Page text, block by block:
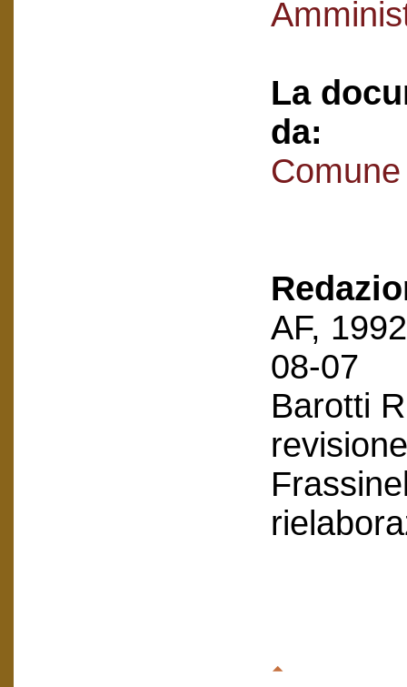
La
da:
AF,
08-07
Barotti
revisione